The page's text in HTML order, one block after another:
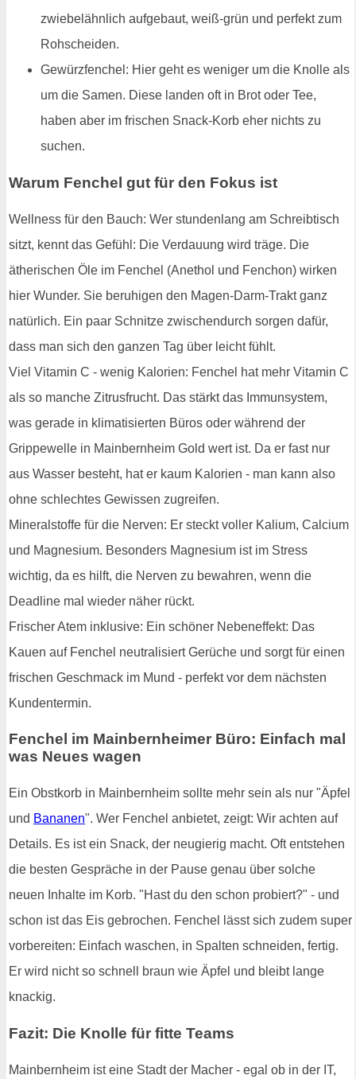
zwiebelähnlich aufgebaut, weiß-grün und perfekt zum
Rohscheiden.
Gewürzfenchel: Hier geht es weniger um die Knolle als
um die Samen. Diese landen oft in Brot oder Tee,
haben aber im frischen Snack-Korb eher nichts zu
suchen.
Warum Fenchel gut für den Fokus ist
Wellness für den Bauch: Wer stundenlang am Schreibtisch
sitzt, kennt das Gefühl: Die Verdauung wird träge. Die
ätherischen Öle im Fenchel (Anethol und Fenchon) wirken
hier Wunder. Sie beruhigen den Magen-Darm-Trakt ganz
natürlich. Ein paar Schnitze zwischendurch sorgen dafür,
dass man sich den ganzen Tag über leicht fühlt.
Viel Vitamin C - wenig Kalorien: Fenchel hat mehr Vitamin C
als so manche Zitrusfrucht. Das stärkt das Immunsystem,
was gerade in klimatisierten Büros oder während der
Grippewelle in Mainbernheim Gold wert ist. Da er fast nur
aus Wasser besteht, hat er kaum Kalorien - man kann also
ohne schlechtes Gewissen zugreifen.
Mineralstoffe für die Nerven: Er steckt voller Kalium, Calcium
und Magnesium. Besonders Magnesium ist im Stress
wichtig, da es hilft, die Nerven zu bewahren, wenn die
Deadline mal wieder näher rückt.
Frischer Atem inklusive: Ein schöner Nebeneffekt: Das
Kauen auf Fenchel neutralisiert Gerüche und sorgt für einen
frischen Geschmack im Mund - perfekt vor dem nächsten
Kundentermin.
Fenchel im Mainbernheimer Büro: Einfach mal
was Neues wagen
Ein Obstkorb in Mainbernheim sollte mehr sein als nur "Äpfel
und Bananen". Wer Fenchel anbietet, zeigt: Wir achten auf
Details. Es ist ein Snack, der neugierig macht. Oft entstehen
die besten Gespräche in der Pause genau über solche
neuen Inhalte im Korb. "Hast du den schon probiert?" - und
schon ist das Eis gebrochen. Fenchel lässt sich zudem super
vorbereiten: Einfach waschen, in Spalten schneiden, fertig.
Er wird nicht so schnell braun wie Äpfel und bleibt lange
knackig.
Fazit: Die Knolle für fitte Teams
Mainbernheim ist eine Stadt der Macher - egal ob in der IT,